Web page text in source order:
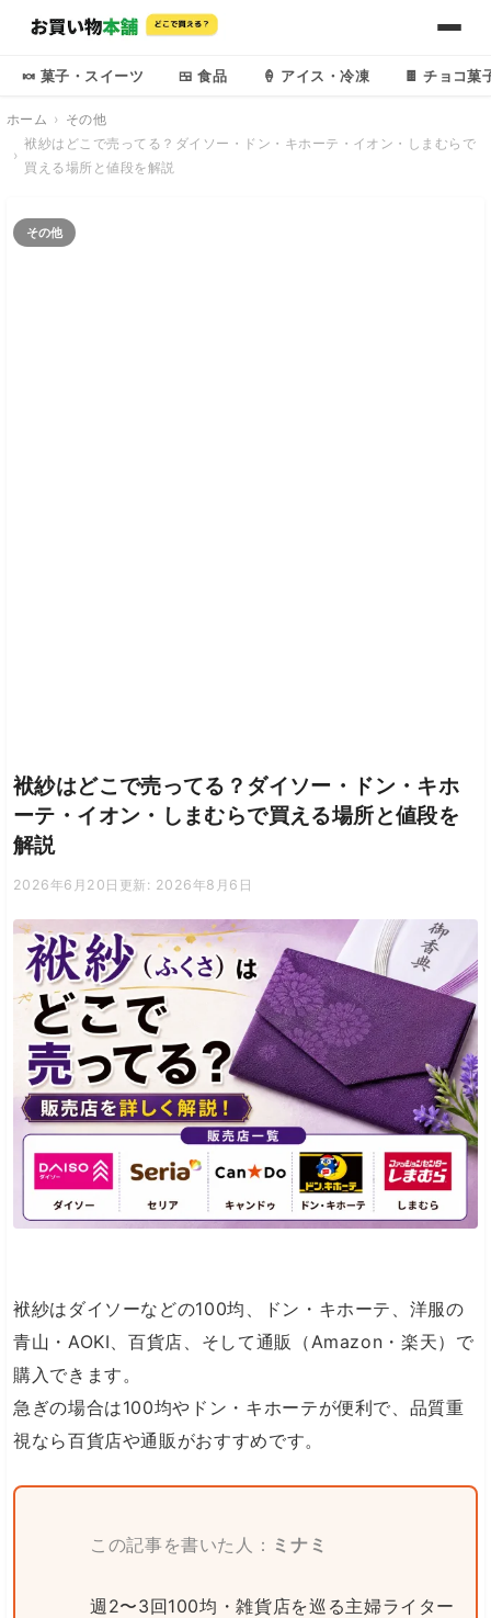
🍬 菓子・スイーツ 🍱 食品 🍦 アイス・冷凍 🍫 チョコ菓
ホーム
その他
袱紗はどこで売ってる？ダイソー・ドン・キホーテ・イオン・しまむらで
買える場所と値段を解説
その他
袱紗はどこで売ってる？ダイソー・ドン・キホ
ーテ・イオン・しまむらで買える場所と値段を
解説
2026年6月20日 更新: 2026年8月6日
袱紗はダイソーなどの100均、ドン・キホーテ、洋服の
青山・AOKI、百貨店、そして通販（Amazon・楽天）で
購入できます。
急ぎの場合は100均やドン・キホーテが便利で、品質重
視なら百貨店や通販がおすすめです。
この記事を書いた人： ミナミ
週2〜3回100均・雑貨店を巡る主婦ライター